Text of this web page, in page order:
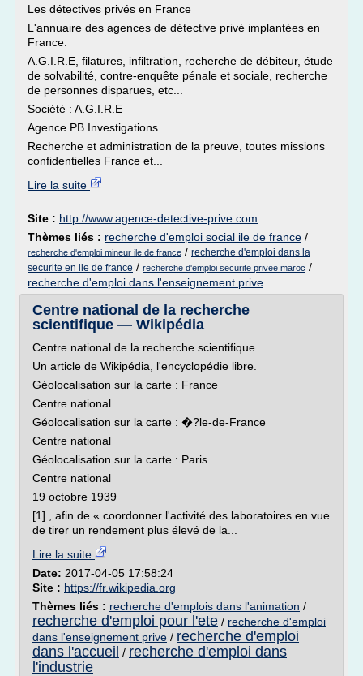
Les détectives privés en France
L'annuaire des agences de détective privé implantées en
France.
A.G.I.R.E, filatures, infiltration, recherche de débiteur, étude
de solvabilité, contre-enquête pénale et sociale, recherche
de personnes disparues, etc...
Société : A.G.I.R.E
Agence PB Investigations
Recherche et administration de la preuve, toutes missions
confidentielles France et...
Lire la suite
Site : http://www.agence-detective-prive.com
Thèmes liés : recherche d'emploi social ile de france /
recherche d'emploi mineur ile de france / recherche d'emploi dans la
securite en ile de france / recherche d'emploi securite privee maroc /
recherche d'emploi dans l'enseignement prive
Centre national de la recherche
scientifique — Wikipédia
Centre national de la recherche scientifique
Un article de Wikipédia, l'encyclopédie libre.
Géolocalisation sur la carte : France
Centre national
Géolocalisation sur la carte : �?le-de-France
Centre national
Géolocalisation sur la carte : Paris
Centre national
19 octobre 1939
[1] , afin de « coordonner l'activité des laboratoires en vue
de tirer un rendement plus élevé de la...
Lire la suite
Date: 2017-04-05 17:58:24
Site : https://fr.wikipedia.org
Thèmes liés : recherche d'emplois dans l'animation /
recherche d'emploi pour l'ete / recherche d'emploi
dans l'enseignement prive / recherche d'emploi
dans l'accueil / recherche d'emploi dans
l'industrie